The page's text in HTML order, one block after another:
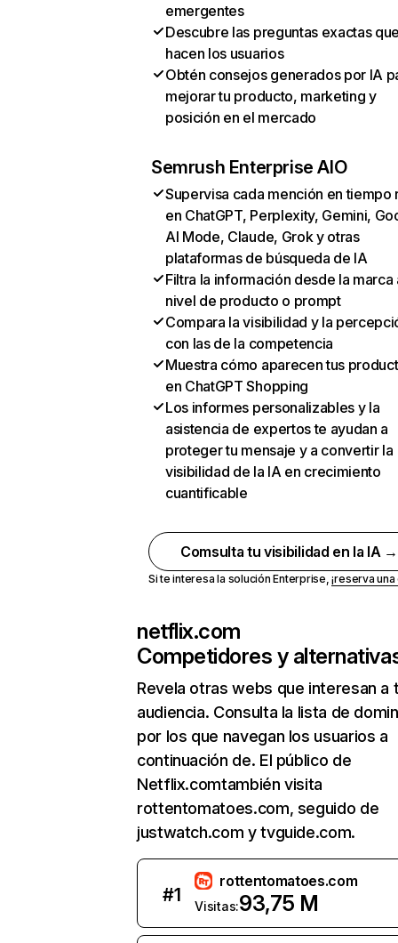
emergentes
Descubre las preguntas exactas
hacen los usuarios
Obtén consejos generados por IA
mejorar tu producto, marketing y
posición en el mercado
Semrush Enterprise AIO
Supervisa cada mención en tiempo
en ChatGPT, Perplexity, Gemini,
AI Mode, Claude, Grok y otras
plataformas de búsqueda de IA
Filtra la información desde la marca
nivel de producto o prompt
Compara la visibilidad y la
con las de la competencia
Muestra cómo aparecen tus
en ChatGPT Shopping
Los informes personalizables y la
asistencia de expertos te ayudan a
proteger tu mensaje y a convertir la
visibilidad de la IA en crecimiento
cuantificable
Comsulta tu visibilidad en la IA →
Si te interesa la solución Enterprise,¡reserva
netflix.com
Competidores y
Revela otras webs que interesan a
audiencia. Consulta la lista de
por los que navegan los usuarios a
continuación de. El público de
Netflix.comtambién visita
rottentomatoes.com, seguido de
justwatch.com y tvguide.com.
#1
rottentomatoes.com
Visitas:93,75 M